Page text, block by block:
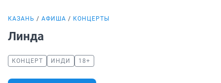
КАЗАНЬ АФИША КОНЦЕРТЫ
Линда
КОНЦЕРТ ИНДИ 18+